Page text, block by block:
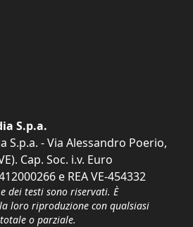
S.p.a.
S.p.a. - Via Alessandro Poerio,
Cap. Soc. i.v. Euro
e REA VE-454332
dei testi sono riservati. È
loro riproduzione con qualsiasi
o parziale.